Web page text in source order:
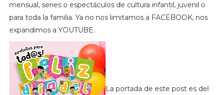
mensual, series o espectáculos de cultura infantil, juvenil o
para toda la familia. Ya no nos limitamos a FACEBOOK, nos
expandimos a YOUTUBE.
La portada de este post es del